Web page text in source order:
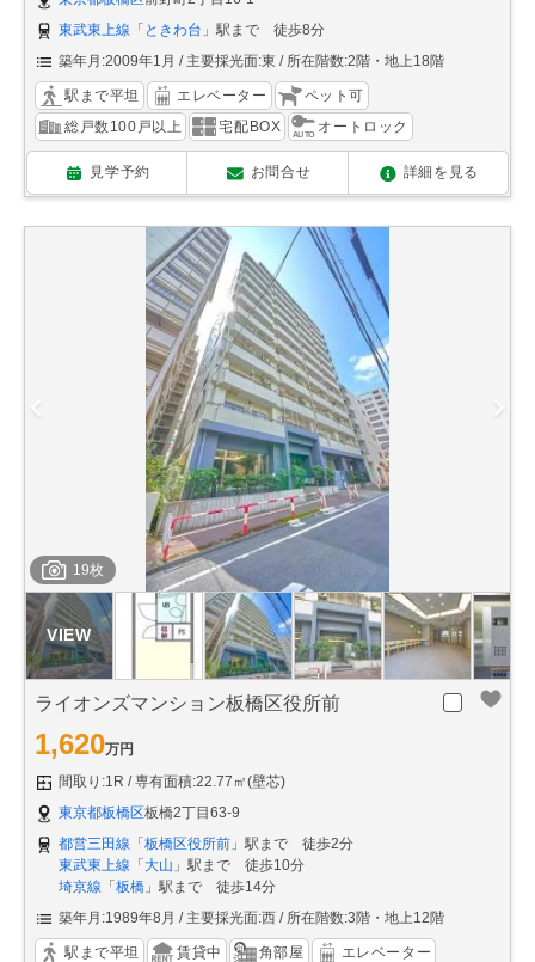
東武東上線 「 ときわ台 」駅まで 徒歩8分
築年月:2009年1月
主要採光面:東 所在階数:2階・地上18階
駅まで平坦 エレベーター
ペット可
総戸数100戸以上
宅配BOX オートロック
見学予約 お問合せ 詳細を見る
19枚
ライオンズマンション板橋区役所前
1,620万円
間取り:1R
専有面積:22.77㎡(壁芯)
東京都板橋区板橋2丁目63-9
都営三田線 「板橋区役所前 」駅まで 徒歩2分
東武東上線 「大山 」駅まで 徒歩10分
埼京線 「板橋 」駅まで 徒歩14分
築年月:1989年8月
主要採光面:西 所在階数:3階・地上12階
駅まで平坦 賃貸中 角部屋
エレベーター